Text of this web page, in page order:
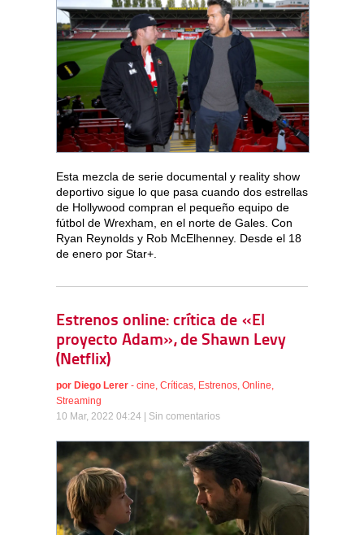
Esta mezcla de serie documental y reality show
deportivo sigue lo que pasa cuando dos estrellas
de Hollywood compran el pequeño equipo de
fútbol de Wrexham, en el norte de Gales. Con
Ryan Reynolds y Rob McElhenney. Desde el 18
de enero por Star+.
Estrenos online: crítica de «El
proyecto Adam», de Shawn Levy
(Netflix)
por Diego Lerer - cine Críticas Estrenos Online
Streaming
10 Mar, 2022 04:24 | Sin comentarios